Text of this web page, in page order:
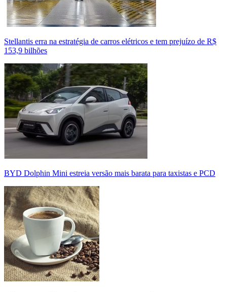
Stellantis erra na estratégia de carros elétricos e tem prejuízo de R$
153,9 bilhões
BYD Dolphin Mini estreia versão mais barata para taxistas e PCD